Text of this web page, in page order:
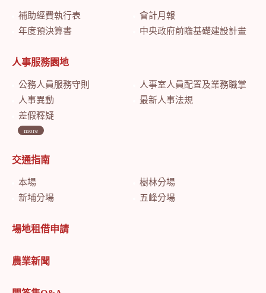
補助經費執行表
會計月報
年度預決算書
中央政府前瞻基礎建設計畫特別預算會計月報
人事服務園地
公務人員服務守則
人事室人員配置及業務職掌
人事異動
最新人事法規
差假釋疑
more
交通指南
本場
樹林分場
新埔分場
五峰分場
場地租借申請
農業新聞